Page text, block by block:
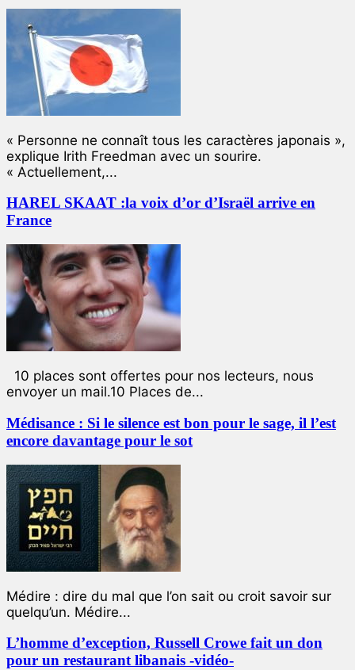
« Personne ne connaît tous les caractères japonais »,
explique Irith Freedman avec un sourire.
« Actuellement,...
HAREL SKAAT :la voix d’or d’Israël arrive en
France
10 places sont offertes pour nos lecteurs, nous
envoyer un mail.10 Places de...
Médisance : Si le silence est bon pour le sage, il l’est
encore davantage pour le sot
Médire : dire du mal que l’on sait ou croit savoir sur
quelqu’un. Médire...
L’homme d’exception, Russell Crowe fait un don
pour un restaurant libanais -vidéo-